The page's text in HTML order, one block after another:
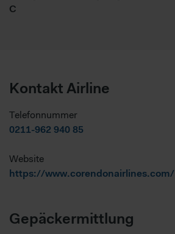
C
Kontakt Airline
Telefonnummer
0211-962 940 85
Website
https://www.corendonairlines.com/
Gepäckermittlung